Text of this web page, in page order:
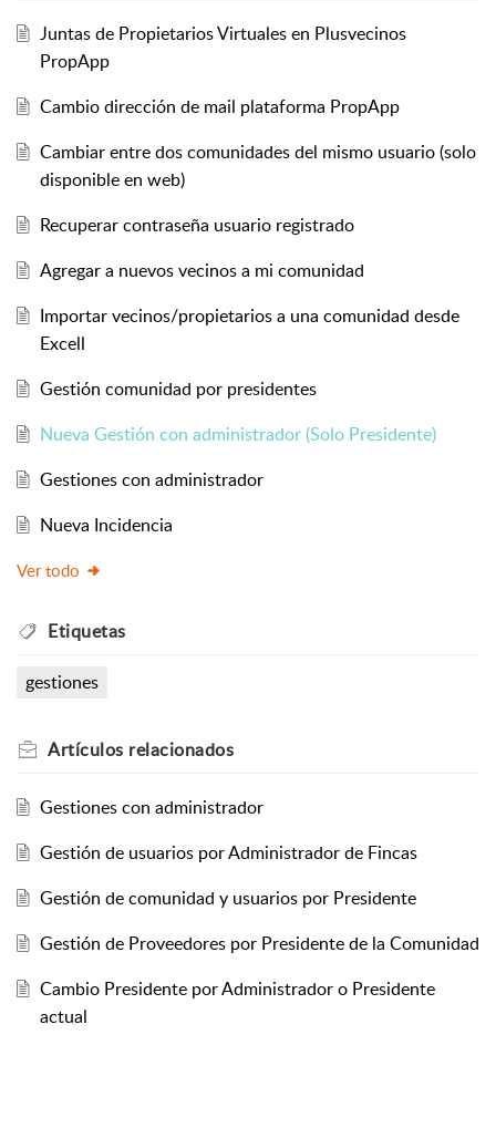
Juntas de Propietarios Virtuales en Plusvecinos
PropApp
Cambio dirección de mail plataforma PropApp
Cambiar entre dos comunidades del mismo usuario (solo
disponible en web)
Recuperar contraseña usuario registrado
Agregar a nuevos vecinos a mi comunidad
Importar vecinos/propietarios a una comunidad desde
Excell
Gestión comunidad por presidentes
Nueva Gestión con administrador (Solo Presidente)
Gestiones con administrador
Nueva Incidencia
Ver todo
Etiquetas
gestiones
Artículos relacionados
Gestiones con administrador
Gestión de usuarios por Administrador de Fincas
Gestión de comunidad y usuarios por Presidente
Gestión de Proveedores por Presidente de la Comunidad
Cambio Presidente por Administrador o Presidente
actual